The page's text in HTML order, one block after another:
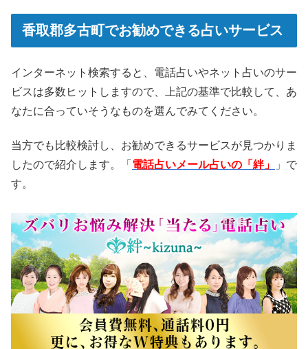
香取郡多古町でお勧めできる占いサービス
インターネット検索すると、電話占いやネット占いのサー
ビスは多数ヒットしますので、上記の基準で比較して、あ
なたに合っていそうなものを選んでみてください。
当方でも比較検討し、お勧めできるサービスが見つかりま
したので紹介します。「 電話占いメール占いの「絆」
」で
す。